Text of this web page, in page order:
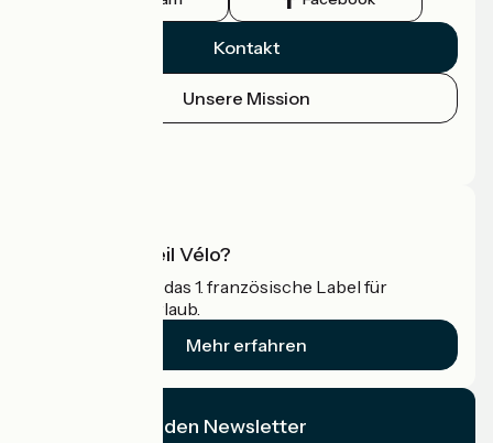
Kontakt
Unsere Mission
Was ist Accueil Vélo?
Accueil Vélo ist das 1. französische Label für
Radfahrer im Urlaub.
Mehr erfahren
Ich abonniere den Newsletter